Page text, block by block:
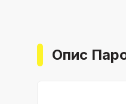
Опис